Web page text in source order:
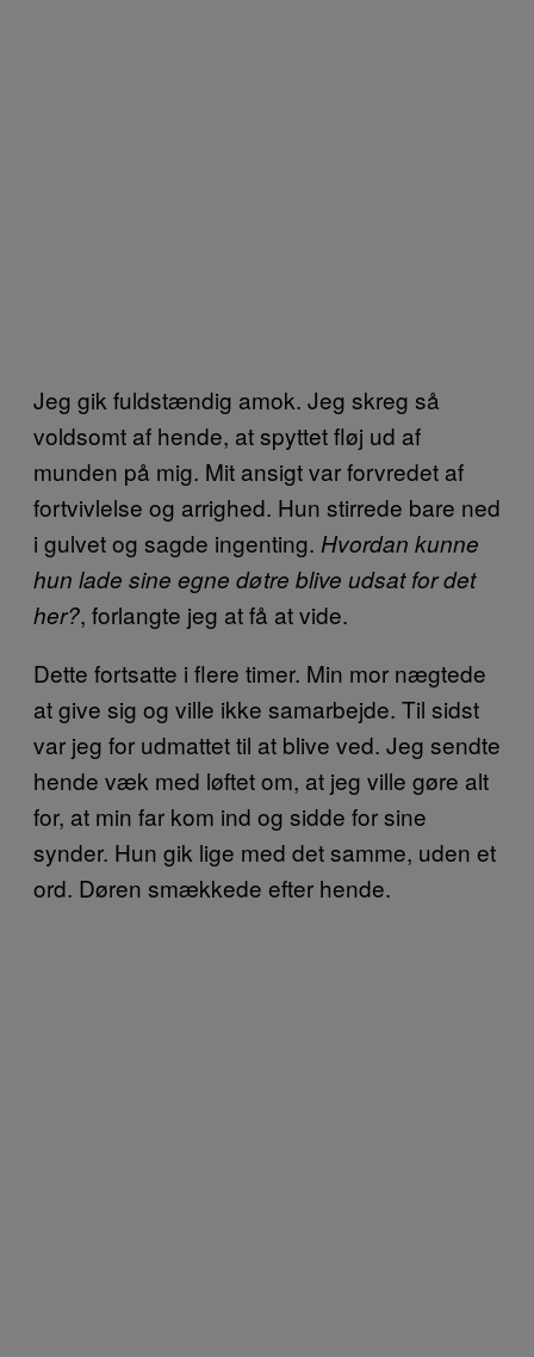
Jeg gik fuldstændig amok. Jeg skreg så
voldsomt af hende, at spyttet fløj ud af
munden på mig. Mit ansigt var forvredet af
fortvivlelse og arrighed. Hun stirrede bare ned
i gulvet og sagde ingenting. Hvordan kunne
hun lade sine egne døtre blive udsat for det
her?, forlangte jeg at få at vide.
Dette fortsatte i flere timer. Min mor nægtede
at give sig og ville ikke samarbejde. Til sidst
var jeg for udmattet til at blive ved. Jeg sendte
hende væk med løftet om, at jeg ville gøre alt
for, at min far kom ind og sidde for sine
synder. Hun gik lige med det samme, uden et
ord. Døren smækkede efter hende.